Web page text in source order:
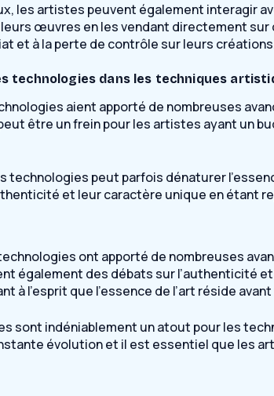
les artistes peuvent également interagir
œuvres en les vendant directement
et à la perte de contrôle sur leurs
technologies dans les techniques
aient apporté de nombreuses
être un frein pour les artistes ayant un
technologies peut parfois dénaturer
et leur caractère unique en étant
ont apporté de nombreuses
également des débats sur l’authenticité
à l’esprit que l’essence de l’art réside
sont indéniablement un atout pour les
évolution et il est essentiel que les